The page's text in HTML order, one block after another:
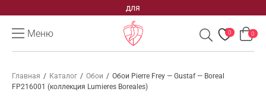
для
Меню 0 0
Главная / Каталог / Обои / Обои Pierre Frey — Gustaf — Boreal
FP216001 (коллекция Lumieres Boreales)